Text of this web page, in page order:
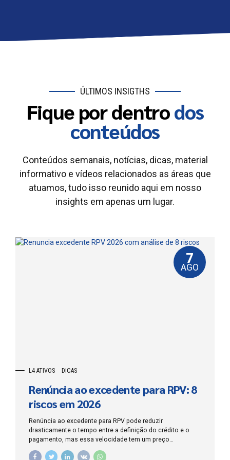
ÚLTIMOS INSIGTHS
Fique por dentrodos
conteúdos
Conteúdos semanais, notícias, dicas, material
informativo e vídeos relacionados as áreas que
atuamos, tudo isso reunido aqui em nosso
insights em apenas um lugar.
L4 ATIVOS DICAS
7
AGO
Renúncia ao excedente para RPV: 8
riscos em 2026
Renúncia ao excedente para RPV pode reduzir
drasticamente o tempo entre a definição do crédito e o
pagamento, mas essa velocidade tem um preço
patrimonial: o credor abre mão, de forma expressa, da
parcela que ultrapassa o limite legal da Requisição de